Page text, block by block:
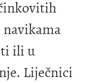
ili u
Liječnici